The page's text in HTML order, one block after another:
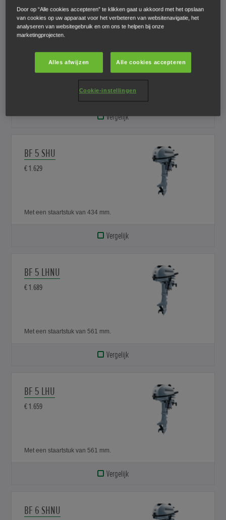
BF 5 SHNU
€ 1.689
Met een staartstuk van 434 mm.
Vergelijk
BF 5 SHU
€ 1.629
Met een staartstuk van 434 mm.
Vergelijk
BF 5 LHNU
€ 1.689
Met een staartstuk van 561 mm.
Vergelijk
BF 5 LHU
€ 1.659
Met een staartstuk van 561 mm.
Vergelijk
BF 6 SHNU
Door op “Alle cookies accepteren” te klikken gaat u akkoord met het opslaan
van cookies op uw apparaat voor het verbeteren van websitenavigatie, het
analyseren van websitegebruik en om ons te helpen bij onze
marketingprojecten.
Alles afwijzen Alle cookies accepteren
Cookie-instellingen